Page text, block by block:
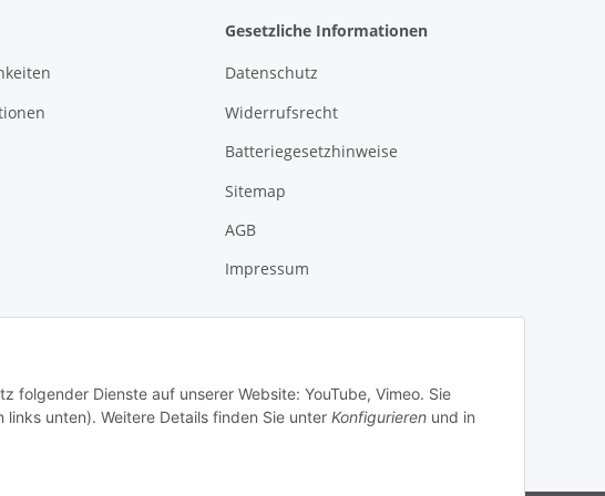
folgender Dienste auf unserer Website: YouTube, Vimeo. Sie
unten). Weitere Details finden Sie unter Konfigurieren und in
Gesetzliche Informationen
Datenschutz
Widerrufsrecht
Batteriegesetzhinweise
Sitemap
AGB
Impressum